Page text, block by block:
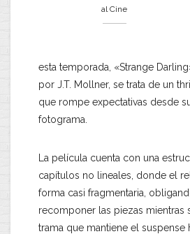
al Cine
esta temporada, «Strange
por J.T. Mollner, se trata de un
que rompe expectativas desde
fotograma.
La película cuenta con una
capítulos no lineales, donde el
forma casi fragmentaria,
recomponer las piezas mientras
trama que mantiene el suspense